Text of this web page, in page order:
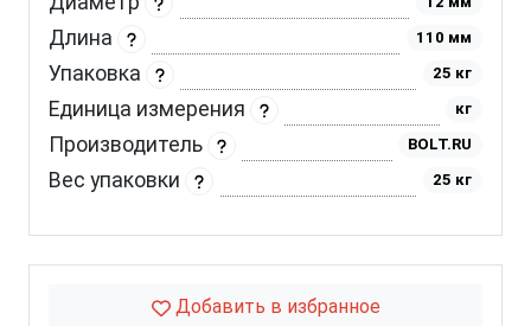
Длина 110 мм
Упаковка 25 кг
Единица измерения кг
Производитель BOLT.RU
Вес упаковки 25 кг
Добавить в избранное